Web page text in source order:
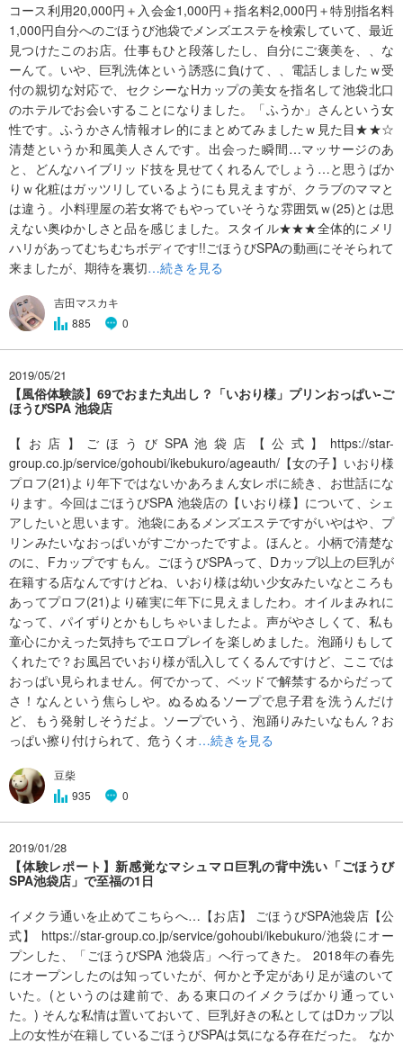
コース利用20,000円＋入会金1,000円＋指名料2,000円＋特別指名料
1,000円自分へのごほうび池袋でメンズエステを検索していて、最近
見つけたこのお店。仕事もひと段落したし、自分にご褒美を、、な
ーんて。いや、巨乳洗体という誘惑に負けて、、電話しましたｗ受
付の親切な対応で、セクシーなHカップの美女を指名して池袋北口
のホテルでお会いすることになりました。「ふうか」さんという女
性です。ふうかさん情報オレ的にまとめてみましたｗ見た目★★☆
清楚というか和風美人さんです。出会った瞬間…マッサージのあ
と、どんなハイブリッド技を見せてくれるんでしょう…と思うばか
りｗ化粧はガッツリしているようにも見えますが、クラブのママと
は違う。小料理屋の若女将でもやっていそうな雰囲気ｗ(25)とは思
えない奥ゆかしさと品を感じました。スタイル★★★全体的にメリ
ハリがあってむちむちボディです!!ごほうびSPAの動画にそそられて
来ましたが、期待を裏切…続きを見る
吉田マスカキ
885
0
2019/05/21
【風俗体験談】69でおまた丸出し？「いおり様」プリンおっぱい-ご
ほうびSPA 池袋店
【お店】ごほうびSPA池袋店【公式】https://star-
group.co.jp/service/gohoubi/ikebukuro/ageauth/【女の子】いおり様
プロフ(21)より年下ではないかあろまん女レポに続き、お世話にな
ります。今回はごほうびSPA 池袋店の【いおり様】について、シェ
アしたいと思います。池袋にあるメンズエステですがいやはや、プ
リンみたいなおっぱいがすごかったですよ。ほんと。小柄で清楚な
のに、Fカップですもん。ごほうびSPAって、Dカップ以上の巨乳が
在籍する店なんですけどね、いおり様は幼い少女みたいなところも
あってプロフ(21)より確実に年下に見えましたわ。オイルまみれに
なって、パイずりとかもしちゃいましたよ。声がやさしくて、私も
童心にかえった気持ちでエロプレイを楽しめました。泡踊りもして
くれたで？お風呂でいおり様が乱入してくるんですけど、ここでは
おっぱい見られません。何でかって、ベッドで解禁するからだって
さ！なんという焦らしや。ぬるぬるソープで息子君を洗うんだけ
ど、もう発射しそうだよ。ソープでいう、泡踊りみたいなもん？お
っぱい擦り付けられて、危うくオ…続きを見る
豆柴
935
0
2019/01/28
【体験レポート】新感覚なマシュマロ巨乳の背中洗い「ごほうび
SPA池袋店」で至福の1日
イメクラ通いを止めてこちらへ…【お店】 ごほうびSPA池袋店【公
式】 https://star-group.co.jp/service/gohoubi/ikebukuro/池袋にオー
プンした、「ごほうびSPA 池袋店」へ行ってきた。 2018年の春先
にオープンしたのは知っていたが、何かと予定があり足が遠のいて
いた。(というのは建前で、ある東口のイメクラばかり通ってい
た。) そんな私情は置いておいて、巨乳好きの私としてはDカップ以
上の女性が在籍しているごほうびSPAは気になる存在だった。 なか